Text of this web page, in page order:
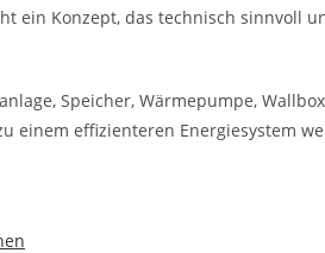
ein Konzept, das technisch sinnvoll
Speicher, Wärmepumpe,
einem effizienteren Energiesystem